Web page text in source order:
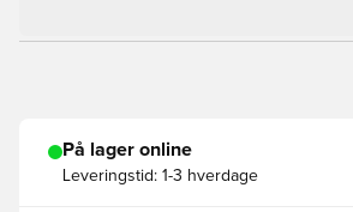
På lager online
Leveringstid: 1-3 hverdage